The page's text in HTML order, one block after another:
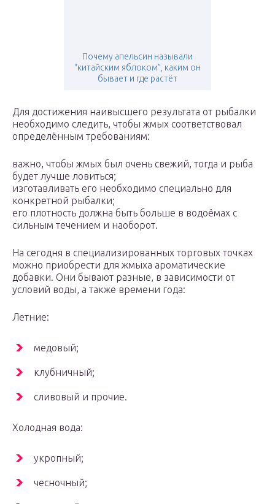
Почему апельсин называли
“китайским яблоком”, каким он
бывает и где растёт
Для достижения наивысшего результата от рыбалки
необходимо следить, чтобы жмых соответствовал
определённым требованиям:
важно, чтобы жмых был очень свежий, тогда и рыба
будет лучше ловиться;
изготавливать его необходимо специально для
конкретной рыбалки;
его плотность должна быть больше в водоёмах с
сильным течением и наоборот.
На сегодня в специализированных торговых точках
можно приобрести для жмыха ароматические
добавки. Они бывают разные, в зависимости от
условий воды, а также времени года:
Летние:
медовый;
клубничный;
сливовый и прочие.
Холодная вода:
укропный;
чесночный;